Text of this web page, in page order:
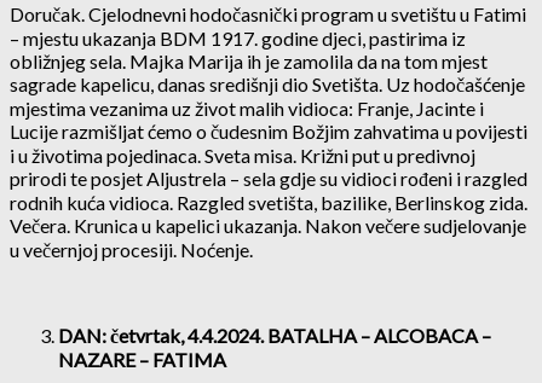
Doručak. Cjelodnevni hodočasnički program u svetištu u Fatimi
– mjestu ukazanja BDM 1917. godine djeci, pastirima iz
obližnjeg sela. Majka Marija ih je zamolila da na tom mjest
sagrade kapelicu, danas središnji dio Svetišta. Uz hodočašćenje
mjestima vezanima uz život malih vidioca: Franje, Jacinte i
Lucije razmišljat ćemo o čudesnim Božjim zahvatima u povijesti
i u životima pojedinaca. Sveta misa. Križni put u predivnoj
prirodi te posjet Aljustrela – sela gdje su vidioci rođeni i razgled
rodnih kuća vidioca. Razgled svetišta, bazilike, Berlinskog zida.
Večera. Krunica u kapelici ukazanja. Nakon večere sudjelovanje
u večernjoj procesiji. Noćenje.
DAN: četvrtak, 4.4.2024. BATALHA – ALCOBACA –
NAZARE – FATIMA